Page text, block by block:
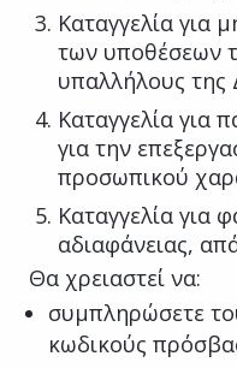
Καταγγελία για
των υποθέσεων
υπαλλήλους της
Καταγγελία για
για την
προσωπικού
Καταγγελία για
αδιαφάνειας,
Θα χρειαστεί να:
συμπληρώσετε
κωδικούς